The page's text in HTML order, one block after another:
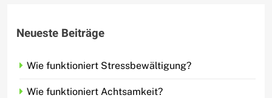
Neueste Beiträge
Wie funktioniert Stressbewältigung?
Wie funktioniert Achtsamkeit?